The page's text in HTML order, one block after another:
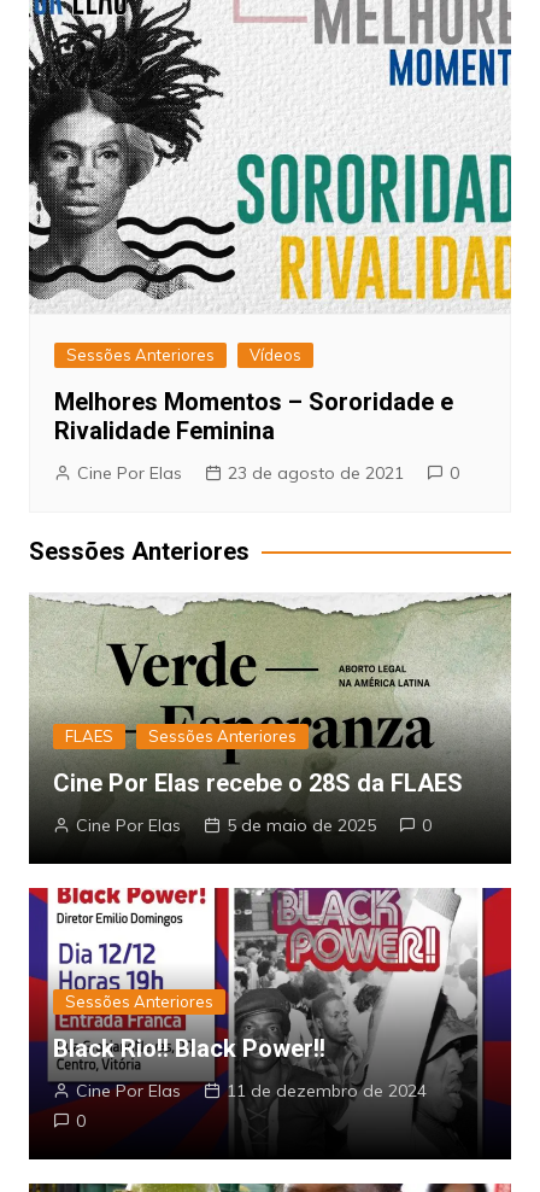
Sessões Anteriores Vídeos
Melhores Momentos – Sororidade e
Rivalidade Feminina
Cine Por Elas 23 de agosto de 2021 0
Sessões Anteriores
FLAES Sessões Anteriores
Cine Por Elas recebe o 28S da FLAES
Cine Por Elas 5 de maio de 2025 0
Sessões Anteriores
Black Rio!! Black Power!!
Cine Por Elas
11 de dezembro de 2024
0